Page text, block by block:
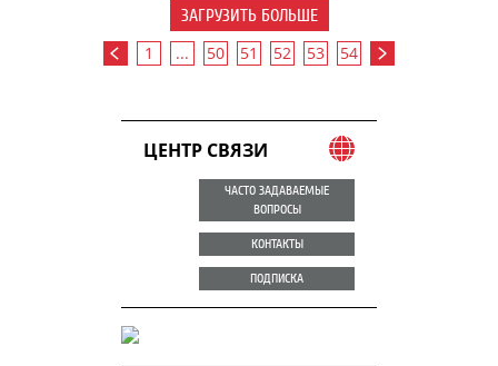
ЗАГРУЗИТЬ БОЛЬШЕ
1 ... 50 51 52 53 54
ЦЕНТР СВЯЗИ
ЧАСТО ЗАДАВАЕМЫЕ
ВОПРОСЫ
КОНТАКТЫ
ПОДПИСКА